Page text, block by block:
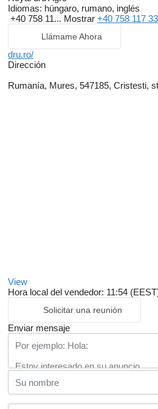
Idiomas: húngaro, rumano, inglés
+40 758 11... Mostrar +40 758 117
Llámame Ahora
dru.ro/
Dirección
Rumanía, Mures, 547185, Cristesti,
View
Hora local del vendedor: 11:54
Solicitar una reunión
Enviar mensaje